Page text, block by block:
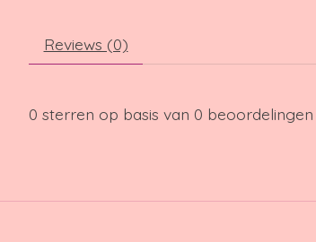
Reviews (0)
0 sterren op basis van 0 beoordelingen